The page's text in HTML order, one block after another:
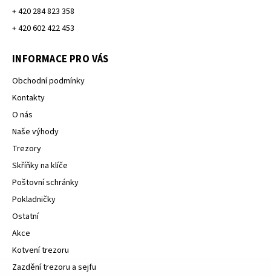
+ 420 284 823 358
+ 420 602 422 453
INFORMACE PRO VÁS
Obchodní podmínky
Kontakty
O nás
Naše výhody
Trezory
Skříňky na klíče
Poštovní schránky
Pokladničky
Ostatní
Akce
Kotvení trezoru
Zazdění trezoru a sejfu